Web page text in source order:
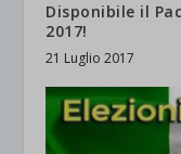
Disponibile il
2017!
21 Luglio 2017